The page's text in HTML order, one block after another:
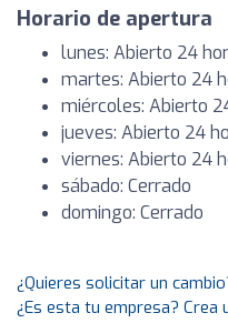
Horario de apertura
lunes: Abierto 24
martes: Abierto 24
miércoles: Abierto
jueves: Abierto 24
viernes: Abierto 24
sábado: Cerrado
domingo: Cerrado
¿Quieres solicitar un
¿Es esta tu empresa?